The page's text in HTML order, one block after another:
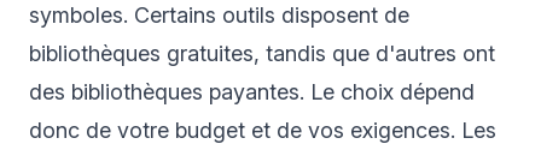
symboles. Certains outils disposent de
bibliothèques gratuites, tandis que d'autres ont
des bibliothèques payantes. Le choix dépend
donc de votre budget et de vos exigences. Les